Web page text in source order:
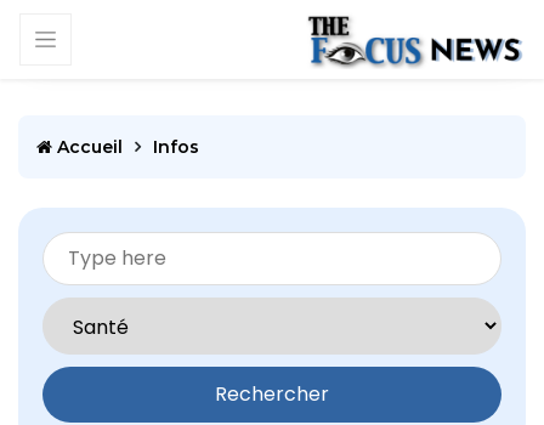
Accueil Infos
Rechercher